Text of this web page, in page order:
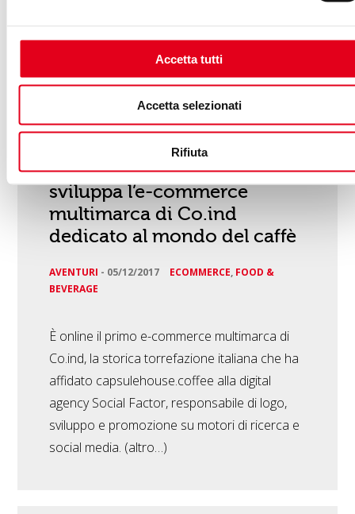
Accetta tutti
Accetta selezionati
Rifiuta
Capsule House: Social Factor
sviluppa l’e-commerce
multimarca di Co.ind
dedicato al mondo del caffè
AVENTURI - 05/12/2017 ECOMMERCE, FOOD &
BEVERAGE
È online il primo e-commerce multimarca di
Co.ind, la storica torrefazione italiana che ha
affidato capsulehouse.coffee alla digital
agency Social Factor, responsabile di logo,
sviluppo e promozione su motori di ricerca e
social media. (altro…)